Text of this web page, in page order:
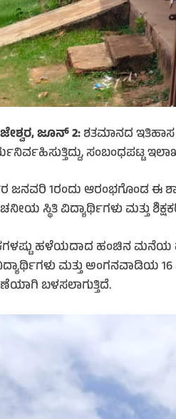
ಜೂನ್ 2:ಶತಮಾನದ
ಸಂಬಂಧಪಟ್ಟ
ಜನವರಿ 1ರಂದು ಆರಂಭಗೊಂಡ ಈ
ಸ್ಥಿತಿ ವಿದ್ಯಾರ್ಥಿಗಳು ಮತ್ತು
ಹಳೆಯದಾದ ಹಂಚಿನ ಮನೆಯ
ಮತ್ತು ಅಂಗನವಾಡಿಯ
ಬಳಸಲಾಗುತ್ತಿದೆ.